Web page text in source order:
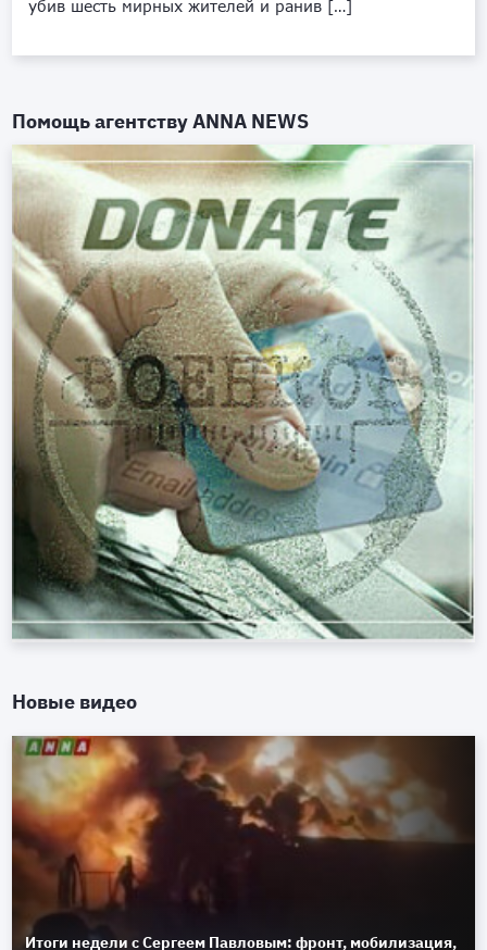
убив шесть мирных жителей и ранив […]
Помощь агентствуANNA NEWS
Новые видео
Итоги недели с Сергеем Павловым: фронт, мобилизация,